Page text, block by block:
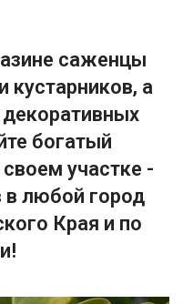
саженцы
кустарников, а
богатый
участке -
в любой город
Края и по